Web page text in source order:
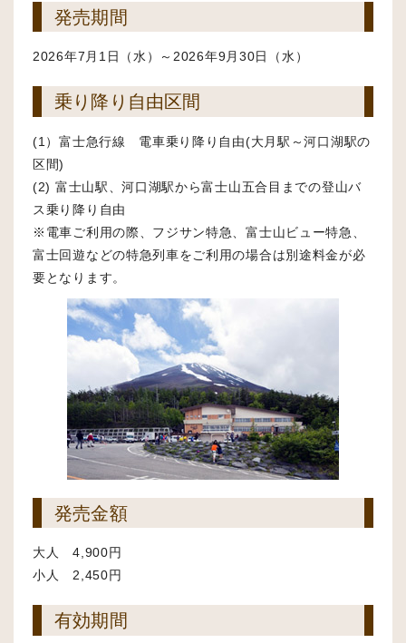
発売期間
2026年7月1日（水）～2026年9月30日（水）
乗り降り自由区間
(1）富士急行線 電車乗り降り自由(大月駅～河口湖駅の
区間)
(2) 富士山駅、河口湖駅から富士山五合目までの登山バ
ス乗り降り自由
※電車ご利用の際、フジサン特急、富士山ビュー特急、
富士回遊などの特急列車をご利用の場合は別途料金が必
要となります。
発売金額
大人 4,900円
小人 2,450円
有効期間